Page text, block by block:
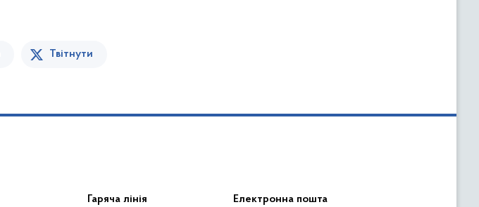
Твітнути
Гаряча лінія Електронна пошта